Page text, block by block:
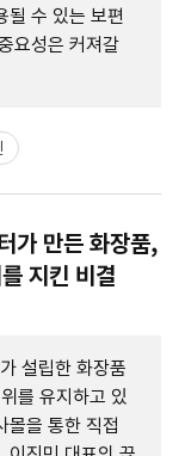
될 수 있는 보편
요성은 커져갈
가 만든 화장품,
지킨 비결
설립한 화장품
를 유지하고 있
몰을 통한 직접